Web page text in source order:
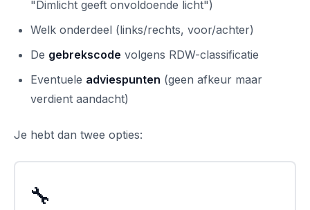
"Dimlicht geeft onvoldoende licht")
Welk onderdeel (links/rechts, voor/achter)
De gebrekscode volgens RDW-classificatie
Eventuele adviespunten (geen afkeur maar
verdient aandacht)
Je hebt dan twee opties:
🔧